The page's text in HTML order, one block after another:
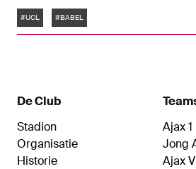
is Ryan Babel. De oud-Ajacied
bij Galatasaray, maar heeft
Tags
#UCL #BABEL
De Club
Stadion
Organisatie
Historie
Ajax 1
Jong
Ajax